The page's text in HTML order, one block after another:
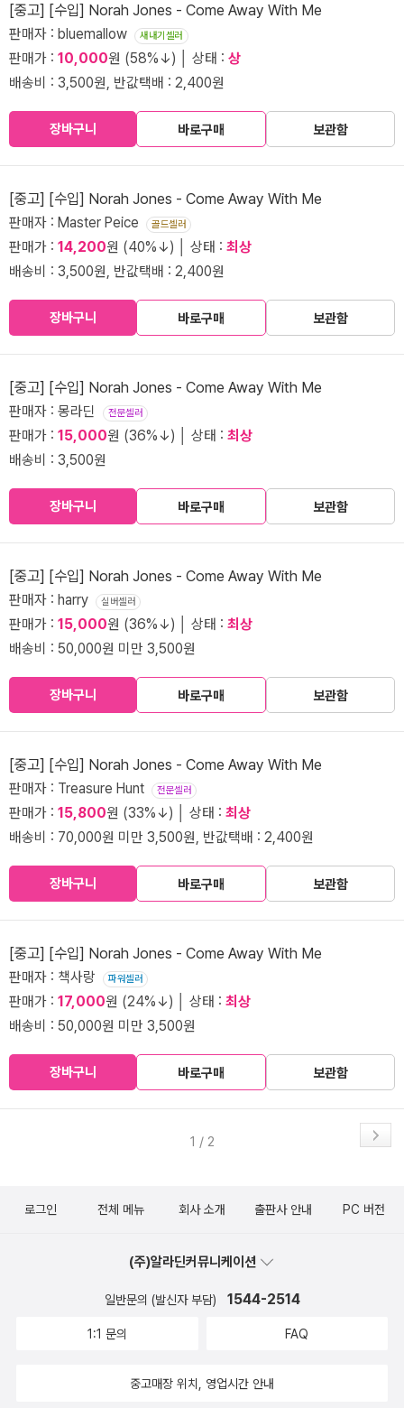
[중고] [수입] Norah Jones - Come Away With Me
판매자 : bluemallow 새내기셀러
판매가 : 10,000원 (58%↓) │ 상태 : 상
배송비 : 3,500원, 반값택배 : 2,400원
장바구니 바로구매 보관함
[중고] [수입] Norah Jones - Come Away With Me
판매자 : Master Peice 골드셀러
판매가 : 14,200원 (40%↓) │ 상태 : 최상
배송비 : 3,500원, 반값택배 : 2,400원
장바구니 바로구매 보관함
[중고] [수입] Norah Jones - Come Away With Me
판매자 : 몽라딘 전문셀러
판매가 : 15,000원 (36%↓) │ 상태 : 최상
배송비 : 3,500원
장바구니 바로구매 보관함
[중고] [수입] Norah Jones - Come Away With Me
판매자 : harry 실버셀러
판매가 : 15,000원 (36%↓) │ 상태 : 최상
배송비 : 50,000원 미만 3,500원
장바구니 바로구매 보관함
[중고] [수입] Norah Jones - Come Away With Me
판매자 : Treasure Hunt 전문셀러
판매가 : 15,800원 (33%↓) │ 상태 : 최상
배송비 : 70,000원 미만 3,500원, 반값택배 : 2,400원
장바구니 바로구매 보관함
[중고] [수입] Norah Jones - Come Away With Me
판매자 : 책사랑 파워셀러
판매가 : 17,000원 (24%↓) │ 상태 : 최상
배송비 : 50,000원 미만 3,500원
장바구니 바로구매 보관함
1 / 2
로그인 전체 메뉴 회사 소개 출판사 안내 PC 버전
(주)알라딘커뮤니케이션
일반문의 (발신자 부담) 1544-2514
1:1 문의 FAQ
중고매장 위치, 영업시간 안내